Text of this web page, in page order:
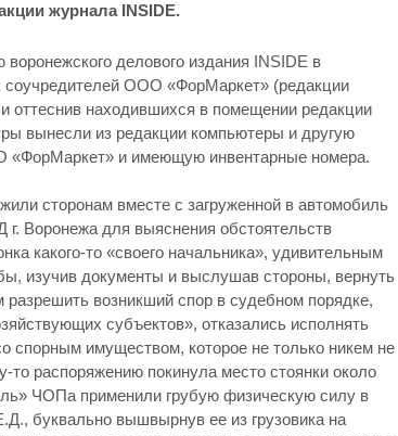
журнала INSIDE.
делового издания INSIDE в
соучредителей ООО «ФорМаркет» (редакции
оттеснив находившихся в помещении редакции
вынесли из редакции компьютеры и другую
«ФорМаркет» и имеющую инвентарные номера.
сторонам вместе с загруженной в автомобиль
Воронежа для выяснения обстоятельств
какого-то «своего начальника», удивительным
изучив документы и выслушав стороны, вернуть
возникший спор в судебном порядке,
субъектов», отказались исполнять
спорным имуществом, которое не только никем не
распоряжению покинула место стоянки около
ЧОПа применили грубую физическую силу в
буквально вышвырнув ее из грузовика на